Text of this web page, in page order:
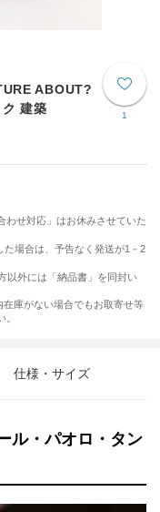
1
ABOUT?
建築
せ対応」はお休みさせていた
場合は、予告なく発送が1－2
以外には「納品書」を同封い
庫がない場合でもお取寄せ等
仕様・サイズ
ル・パオロ・タン